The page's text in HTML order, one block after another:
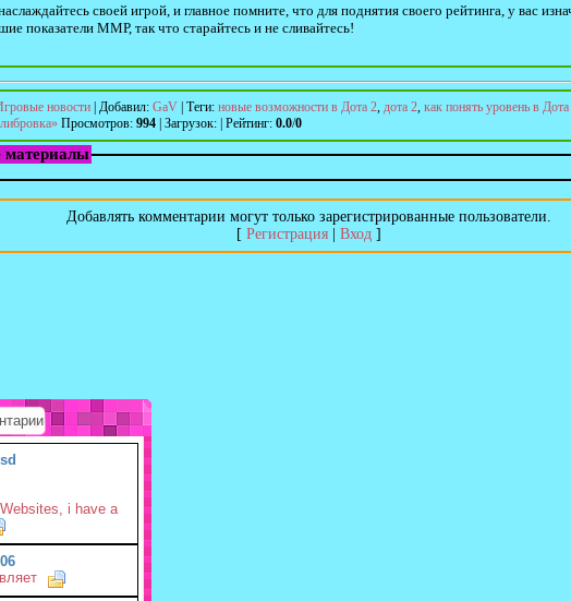
своей игрой, и главное помните, что для поднятия своего рейтинга, у вас
показатели ММР, так что старайтесь и не сливайтесь!
новости Добавил: GaV Теги: новые возможности в Дота 2, дота 2, как понять уровень в
Просмотров: 994 Загрузок: Рейтинг: 0.0/0
материалы
Добавлять комментарии могут только зарегистрированные пользователи.
[ Регистрация| Вход]
i have a